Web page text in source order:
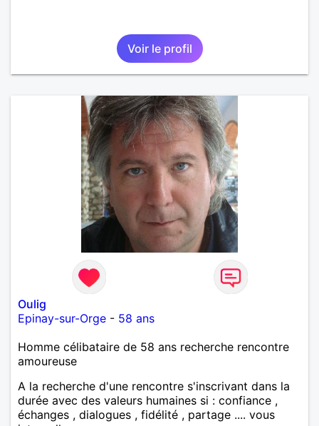
Voir le profil
Oulig
Epinay-sur-Orge - 58 ans
Homme célibataire de 58 ans recherche rencontre
amoureuse
A la recherche d'une rencontre s'inscrivant dans la
durée avec des valeurs humaines si : confiance ,
échanges , dialogues , fidélité , partage .... vous